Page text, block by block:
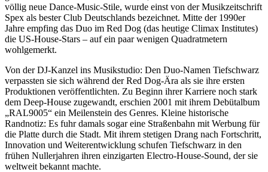
völlig neue Dance-Music-Stile, wurde einst von der Musikzeitschrift
Spex als bester Club Deutschlands bezeichnet. Mitte der 1990er
Jahre empfing das Duo im Red Dog (das heutige Climax Institutes)
die US-House-Stars – auf ein paar wenigen Quadratmetern
wohlgemerkt.
Von der DJ-Kanzel ins Musikstudio: Den Duo-Namen Tiefschwarz
verpassten sie sich während der Red Dog-Ära als sie ihre ersten
Produktionen veröffentlichten. Zu Beginn ihrer Karriere noch stark
dem Deep-House zugewandt, erschien 2001 mit ihrem Debütalbum
„RAL9005“ ein Meilenstein des Genres. Kleine historische
Randnotiz: Es fuhr damals sogar eine Straßenbahn mit Werbung für
die Platte durch die Stadt. Mit ihrem stetigen Drang nach Fortschritt,
Innovation und Weiterentwicklung schufen Tiefschwarz in den
frühen Nullerjahren ihren einzigarten Electro-House-Sound, der sie
weltweit bekannt machte.